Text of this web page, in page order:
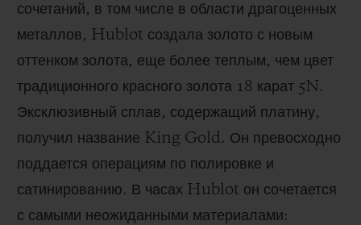
сочетаний, в том числе в области драгоценных
металлов, Hublot создала золото с новым
оттенком золота, еще более теплым, чем цвет
традиционного красного золота 18 карат 5N.
Эксклюзивный сплав, содержащий платину,
получил название King Gold. Он превосходно
поддается операциям по полировке и
сатинированию. В часах Hublot он сочетается
с самыми неожиданными материалами: